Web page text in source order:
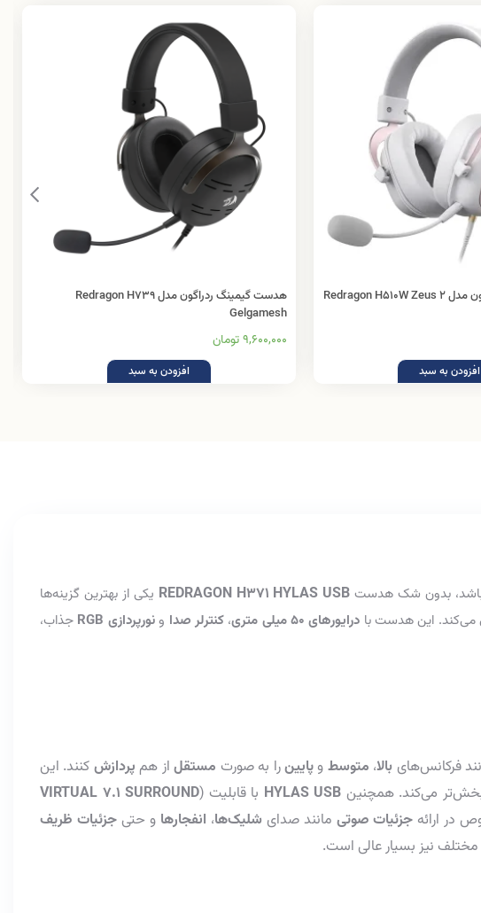
هدست گیمینگ ردراگون مدل Redragon H510W Zeus 2
افزودن به سبد
هدست گیمینگ ردراگون مدل Redragon H739
Gelgamesh
9,600,000 تومان
افزودن به سبد
باشد، بدون شک هدست REDRAGON H371 HYLAS USB یکی از بهترین گزینه‌ها
می‌کند. این هدست با درایورهای 50 میلی متری ،کنترلر صدا ونورپردازی RGB
جذاب،
فرکانس‌های بالا، متوسط و پایینرا به صورت مستقلاز هم پردازش کنند. این
می‌کند. همچنین HYLAS USB با قابلیت (VIRTUAL 7.1 SURROUND
در ارائه جزئیات صوتی مانند صدای شلیک‌ها، انفجارهاو حتیجزئیات ظریف
مختلف نیز بسیار عالی است.